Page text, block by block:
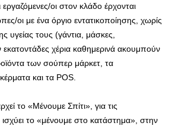
εργαζόμενες/οι στον κλάδο έρχονται
οι με ένα όργιο εντατικοποίησης, χωρίς
υγείας τους (γάντια, μάσκες,
χέρια καθημερινά ακουμπούν
των σούπερ μάρκετ, τα
και τα POS.
το «Μένουμε Σπίτι», για τις
το «μένουμε στο κατάστημα», στην